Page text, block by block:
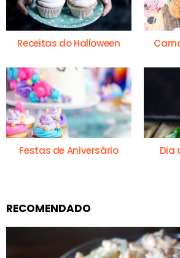
Receitas do Halloween
Festas de Aniversário Dia
RECOMENDADO